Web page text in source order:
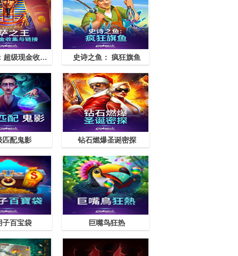
吉萨之王：超级现金收集与链接 史诗之鱼： 疯狂旗鱼
匹配鬼影 钻石燃爆圣诞密探
子百宝袋 巨嘴鸟狂热